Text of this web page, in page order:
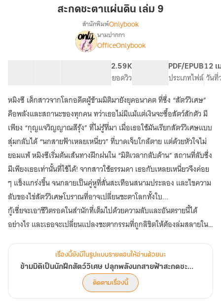
ฝึก
วิเศษ
พลัง
สายฟ้า
สะกด
แผ่น
ดิน
เล่ม
9
สะกดชะตาแผ่นดิน เล่ม 9
เรื่อง
ข้าม
มิติ
เป็น
นัก
ฝึก
สัตว์
วิเศษ
ปลุก
พลัง
นก
สายฟ้า
สะกด
ชะตา
แผ่น
ดิน
สำนักพิมพ์Onlybook
นามปากกา
OfficeOnlybook
2.59K
ยอดวิว
PDF/EPUB
ประเภทไฟล์
12 เ
วันที่
หมิงซี เด็กสาวจากโลกอดีตผู้ข้ามมิติมายังยุคอนาคต ที่ซึ่ง “สัตว์วิเศษ”
คือพลังและสถานะของทุกคน ทว่าเธอไม่มีแม้แต่เงินจะซื้อสัตว์สักตัว มี
เพียง “กุญแจวิญญาณสีรุ้ง” ที่ไม่รู้ที่มา เมื่อเธอใช้มันเรียกสัตว์วิเศษแบบ
สุ่มกลับได้ “นกสายฟ้าเหลยเหนี่ยว” ที่บาดเจ็บใกล้ตาย แต่ด้วยหัวใจไม่
ยอมแพ้ หมิงซีเริ่มต้นเส้นทางฝึกฝนใน “มิติเวลากลับด้าน” สถานที่ลับซึ่ง
มีเพียงเธอเท่านั้นที่ใช้ได้! จากสาวใช้ธรรมดา เธอกับเหลยเหนี่ยวจึงค่อย
ๆ แข็งแกร่งขึ้น จนกลายเป็นคู่หูที่สั่นสะเทือนสนามประลอง และไขความ
ลับของไข่สัตว์วิเศษโบราณที่อาจเปลี่ยนชะตาโลกทั้งใบ...
กู้เซี่ยจะเอาชีวิตรอดในสำนักที่เต็มไปด้วยความลับและอันตรายนี้ได้
อย่างไร และเธอจะเปลี่ยนแปลงชะตากรรมที่ถูกลิขิตให้ต้องล่มสลายใน
เรื่องนี้ยังมีในรูปแบบรายตอนให้อ่านด้วยนะ
ข้ามมิติเป็นนักฝึกสัตว์วิเศษ ปลุกพลังนกสายฟ้าสะกดชะตาแผ่นดิน
ติดตามเรื่องนี้